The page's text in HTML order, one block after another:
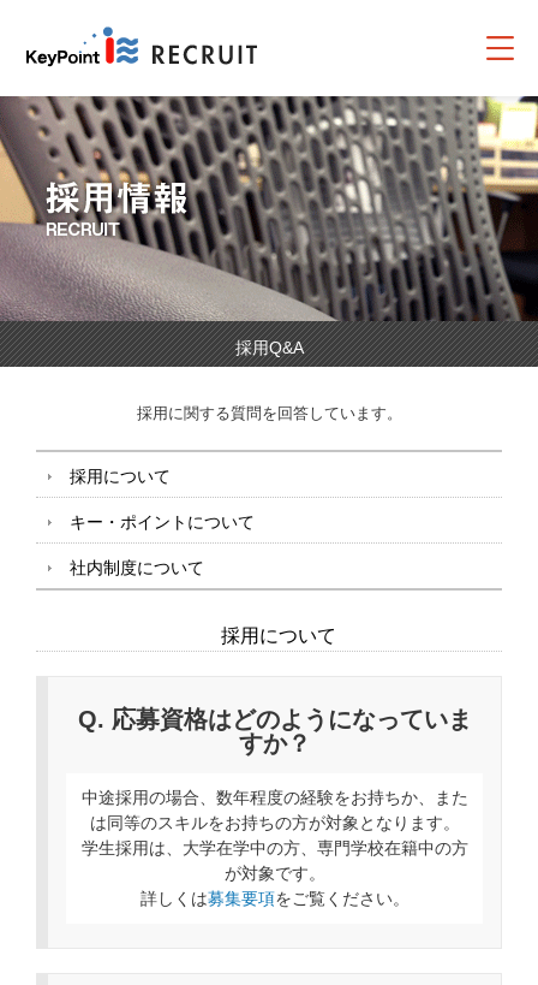
採用Q&A
採用に関する質問を回答しています。
採用について
キー・ポイントについて
社内制度について
採用について
Q. 応募資格はどのようになっていま
すか？
中途採用の場合、数年程度の経験をお持ちか、また
は同等のスキルをお持ちの方が対象となります。
学生採用は、大学在学中の方、専門学校在籍中の方
が対象です。
詳しくは募集要項をご覧ください。